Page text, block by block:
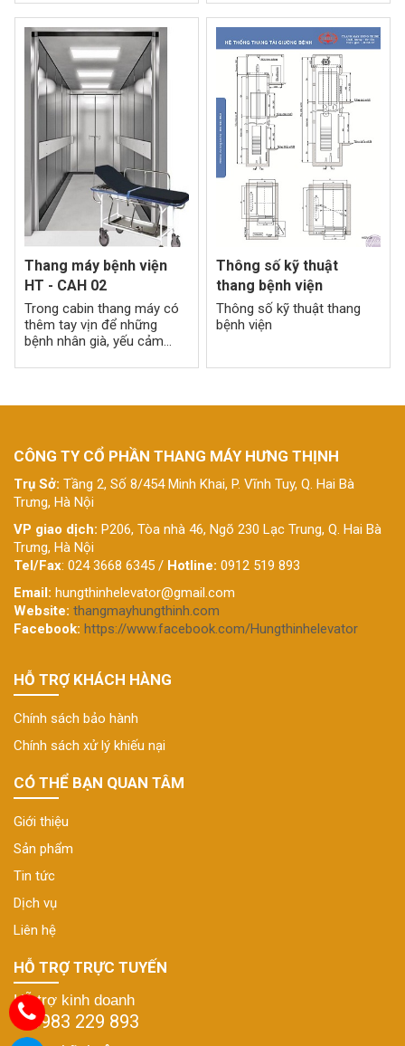
thì ánh sang trong cabin
thang máy phải được thiết
kế đúng tiêu chuẩn cho
phép
giường bệnh ra vào an
toàn.
Thang máy bệnh viện
HT - CAH 02
Trong cabin thang máy có
thêm tay vịn để những
bệnh nhân già, yếu cảm
thêm các thanh chống.
Thông số kỹ thuật
thang bệnh viện
Thông số kỹ thuật thang
bệnh viện
CÔNG TY CỔ PHẦN THANG MÁY HƯNG THỊNH
Trụ Sở: Tầng 2, Số 8/454 Minh Khai, P. Vĩnh Tuy, Q. Hai Bà
Trưng, Hà Nội
VP giao dịch: P206, Tòa nhà 46, Ngõ 230 Lạc Trung, Q. Hai Bà
Trưng, Hà Nội
Tel/Fax: 024 3668 6345 / Hotline: 0912 519 893
Email: hungthinhelevator@gmail.com
Website: thangmayhungthinh.com
Facebook: https://www.facebook.com/Hungthinhelevator
HỖ TRỢ KHÁCH HÀNG
Chính sách bảo hành
Chính sách xử lý khiếu nại
CÓ THỂ BẠN QUAN TÂM
Giới thiệu
Sản phẩm
Tin tức
Dịch vụ
Liên hệ
HỖ TRỢ TRỰC TUYẾN
Hỗ trợ kinh doanh
0983 229 893